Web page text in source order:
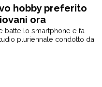
hobby preferito
ora
social
batte lo smartphone e fa
pluriennale condotto da